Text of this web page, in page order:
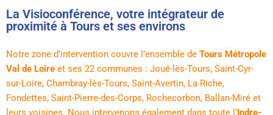
La Visioconférence, votre intégrateur de
proximité à Tours et ses environs
Notre zone d’intervention couvre l’ensemble de Tours Métropole
Val de Loire et ses 22 communes : Joué-lès-Tours, Saint-Cyr-
sur-Loire, Chambray-lès-Tours, Saint-Avertin, La Riche,
Fondettes, Saint-Pierre-des-Corps, Rochecorbon, Ballan-Miré et
leurs voisines. Nous intervenons également dans toute l’Indre-